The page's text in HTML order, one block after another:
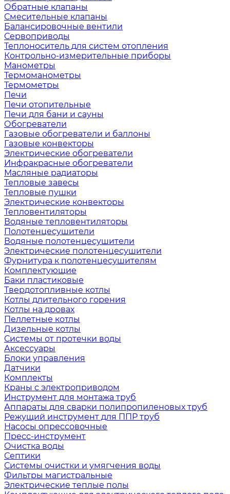
Обратные клапаны
Смесительные клапаны
Балансировочные вентили
Сервоприводы
Теплоноситель для систем отопления
Контрольно-измерительные приборы
Манометры
Термоманометры
Термометры
Печи
Печи отопительные
Печи для бани и сауны
Обогреватели
Газовые обогреватели и баллоны
Газовые конвекторы
Электрические обогреватели
Инфракрасные обогреватели
Масляные радиаторы
Тепловые завесы
Тепловые пушки
Электрические конвекторы
Тепловентиляторы
Водяные тепловентиляторы
Полотенцесушители
Водяные полотенцесушители
Электрические полотенцесушители
Фурнитура к полотенцесушителям
Комплектующие
Баки пластиковые
Твердотопливные котлы
Котлы длительного горения
Котлы на дровах
Пеллетные котлы
Дизельные котлы
Системы от протечки воды
Аксессуары
Блоки управления
Датчики
Комплекты
Краны с электроприводом
Инструмент для монтажа труб
Аппараты для сварки полипропиленовых труб
Режущий инструмент для ППР труб
Насосы опрессовочные
Пресс-инструмент
Очистка воды
Септики
Системы очистки и умягчения воды
Фильтры магистральные
Электрические теплые полы